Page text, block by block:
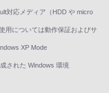
対応メディア（HDD や micro
用については動作保証およびサ
XP Mode
された Windows 環境